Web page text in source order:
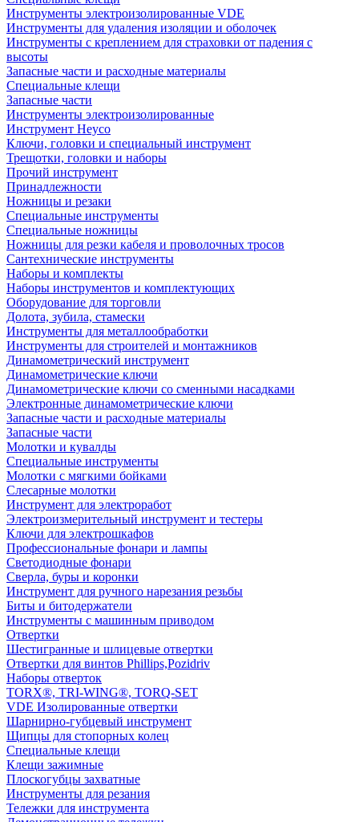
Инструменты электроизолированные VDE
Инструменты для удаления изоляции и оболочек
Инструменты с креплением для страховки от падения с
высоты
Запасные части и расходные материалы
Специальные клещи
Запасные части
Инструменты электроизолированные
Инструмент Heyco
Ключи, головки и специальный инструмент
Трещотки, головки и наборы
Прочий инструмент
Принадлежности
Ножницы и резаки
Специальные инструменты
Специальные ножницы
Ножницы для резки кабеля и проволочных тросов
Сантехнические инструменты
Наборы и комплекты
Наборы инструментов и комплектующих
Оборудование для торговли
Долота, зубила, стамески
Инструменты для металлообработки
Инструменты для строителей и монтажников
Динамометрический инструмент
Динамометрические ключи
Динамометрические ключи со сменными насадками
Электронные динамометрические ключи
Запасные части и расходные материалы
Запасные части
Молотки и кувалды
Специальные инструменты
Молотки с мягкими бойками
Слесарные молотки
Инструмент для электроработ
Электроизмерительный инструмент и тестеры
Ключи для электрошкафов
Профессиональные фонари и лампы
Светодиодные фонари
Сверла, буры и коронки
Инструмент для ручного нарезания резьбы
Биты и битодержатели
Инструменты с машинным приводом
Отвертки
Шестигранные и шлицевые отвертки
Отвертки для винтов Phillips,Pozidriv
Наборы отверток
TORX®, TRI-WING®, TORQ-SET
VDE Изолированные отвертки
Шарнирно-губцевый инструмент
Щипцы для стопорных колец
Специальные клещи
Клещи зажимные
Плоскогубцы захватные
Инструменты для резания
Тележки для инструмента